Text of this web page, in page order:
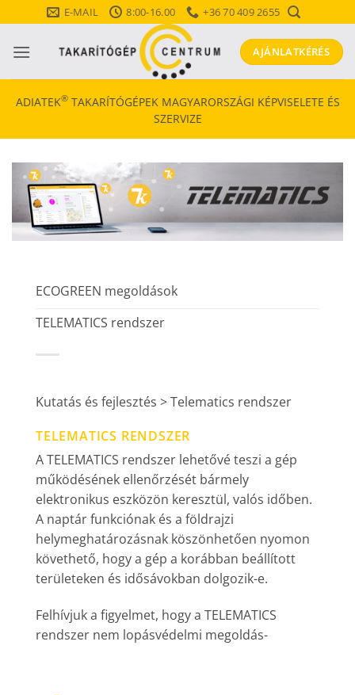
to
content
E-MAIL 8:00-16.00 +36 70 409 2655
AJÁNLATKÉRÉS
ADIATEK®TAKARÍTÓGÉPEK MAGYARORSZÁGI KÉPVISELETE ÉS
SZERVIZE
ECOGREEN megoldások
TELEMATICS rendszer
Kutatás és fejlesztés > Telematics rendszer
TELEMATICS RENDSZER
A TELEMATICS rendszer lehetővé teszi a gép
működésének ellenőrzését bármely
elektronikus eszközön keresztül, valós időben.
A naptár funkciónak és a földrajzi
helymeghatározásnak köszönhetően nyomon
követhető, hogy a gép a korábban beállított
területeken és idősávokban dolgozik-e.
Felhívjuk a figyelmet, hogy a TELEMATICS
rendszer nem lopásvédelmi megoldás-